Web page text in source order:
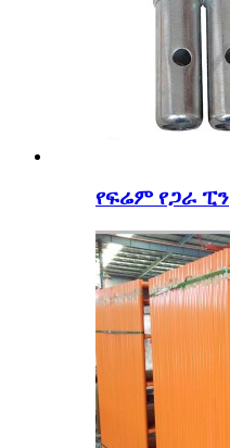
የፍሬም የጋራ ፒን